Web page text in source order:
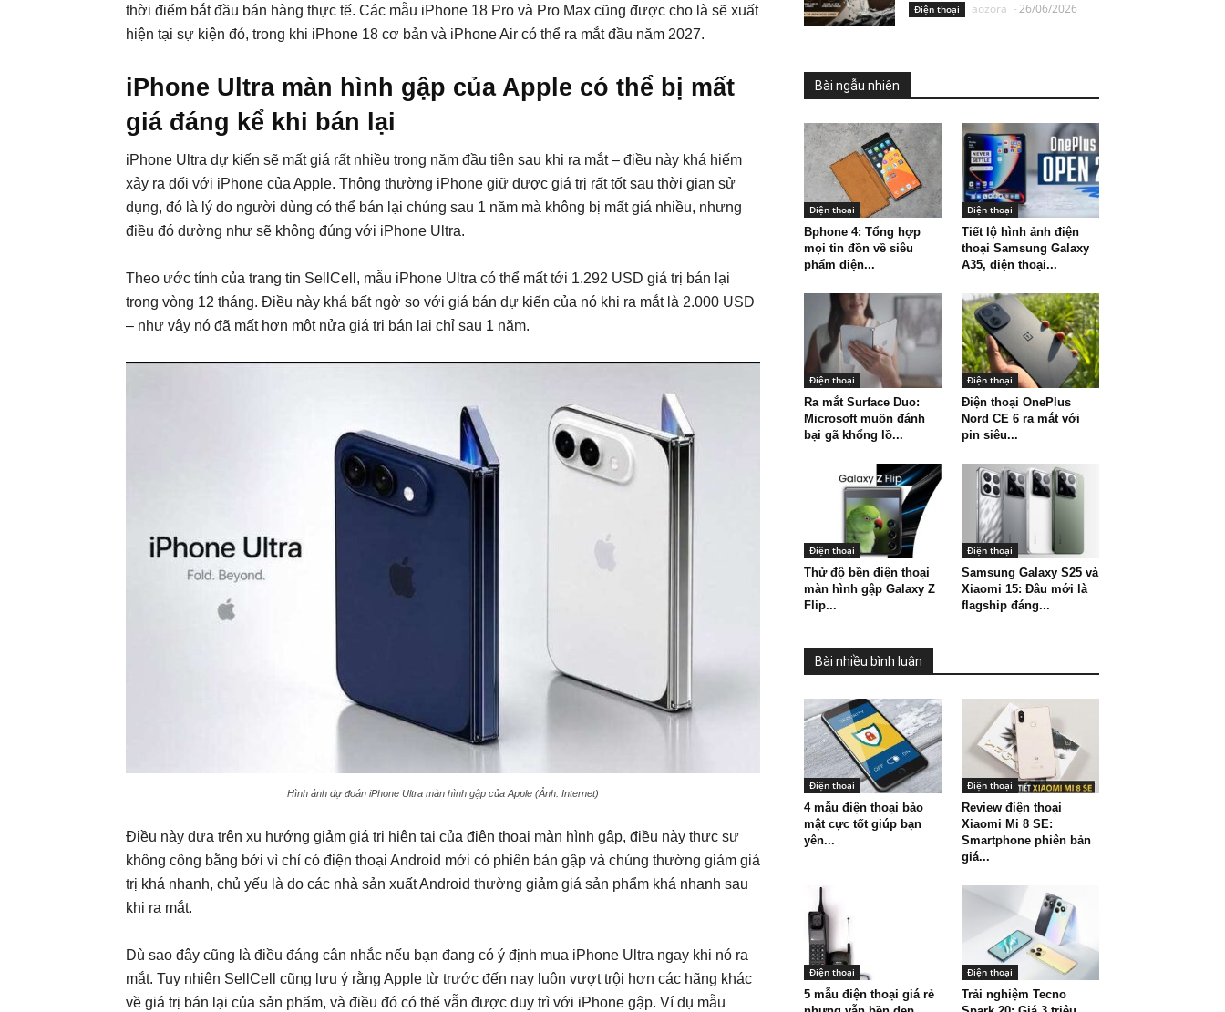
thời điểm bắt đầu bán hàng thực tế. Các mẫu iPhone 18 Pro và Pro Max cũng được cho là sẽ xuất
hiện tại sự kiện đó, trong khi iPhone 18 cơ bản và iPhone Air có thể ra mắt đầu năm 2027.
iPhone Ultra màn hình gập của Apple có thể bị mất
giá đáng kể khi bán lại
iPhone Ultra dự kiến sẽ mất giá rất nhiều trong năm đầu tiên sau khi ra mắt – điều này khá hiếm
xảy ra đối với iPhone của Apple. Thông thường iPhone giữ được giá trị rất tốt sau thời gian sử
dụng, đó là lý do người dùng có thể bán lại chúng sau 1 năm mà không bị mất giá nhiều, nhưng
điều đó dường như sẽ không đúng với iPhone Ultra.
Theo ước tính của trang tin SellCell, mẫu iPhone Ultra có thể mất tới 1.292 USD giá trị bán lại
trong vòng 12 tháng. Điều này khá bất ngờ so với giá bán dự kiến của nó khi ra mắt là 2.000 USD
– như vậy nó đã mất hơn một nửa giá trị bán lại chỉ sau 1 năm.
Hình ảnh dự đoán iPhone Ultra màn hình gập của Apple (Ảnh: Internet)
Điều này dựa trên xu hướng giảm giá trị hiện tại của điện thoại màn hình gập, điều này thực sự
không công bằng bởi vì chỉ có điện thoại Android mới có phiên bản gập và chúng thường giảm giá
trị khá nhanh, chủ yếu là do các nhà sản xuất Android thường giảm giá sản phẩm khá nhanh sau
khi ra mắt.
Dù sao đây cũng là điều đáng cân nhắc nếu bạn đang có ý định mua iPhone Ultra ngay khi nó ra
mắt. Tuy nhiên SellCell cũng lưu ý rằng Apple từ trước đến nay luôn vượt trội hơn các hãng khác
về giá trị bán lại của sản phẩm, và điều đó có thể vẫn được duy trì với iPhone gập. Ví dụ mẫu
Điện thoại aozora -26/06/2026
Bài ngẫu nhiên
Điện thoại
Bphone 4: Tổng hợp
mọi tin đồn về siêu
phẩm điện...
Điện thoại
Tiết lộ hình ảnh điện
thoại Samsung Galaxy
A35, điện thoại...
Điện thoại
Ra mắt Surface Duo:
Microsoft muốn đánh
bại gã khổng lồ...
Điện thoại
Điện thoại OnePlus
Nord CE 6 ra mắt với
pin siêu...
Điện thoại
Thử độ bền điện thoại
màn hình gập Galaxy Z
Flip...
Điện thoại
Samsung Galaxy S25 và
Xiaomi 15: Đâu mới là
flagship đáng...
Bài nhiều bình luận
Điện thoại
4 mẫu điện thoại bảo
mật cực tốt giúp bạn
yên...
Điện thoại
Review điện thoại
Xiaomi Mi 8 SE:
Smartphone phiên bản
giá...
Điện thoại
5 mẫu điện thoại giá rẻ
Điện thoại
Trải nghiệm Tecno